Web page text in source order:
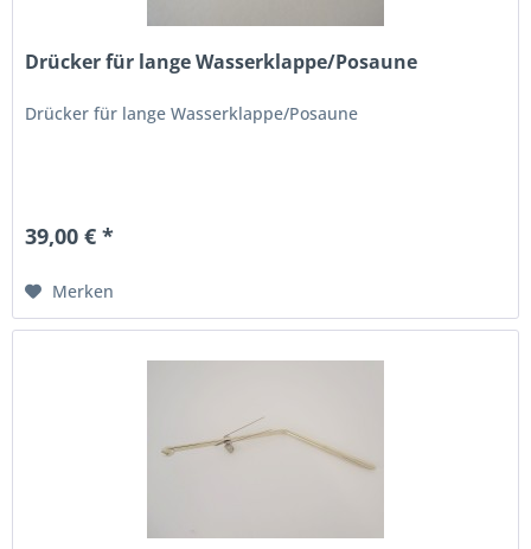
Drücker für lange Wasserklappe/Posaune
Drücker für lange Wasserklappe/Posaune
39,00 € *
Merken